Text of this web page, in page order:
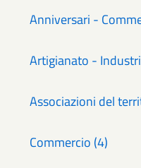
Anniversari -
Artigianato -
Associazioni del
Commercio (4)